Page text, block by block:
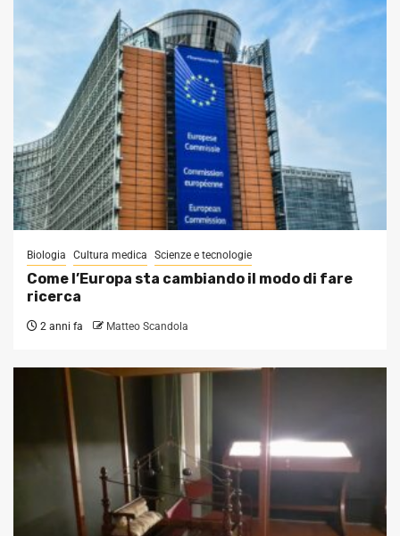
Biologia Cultura medica Scienze e tecnologie
Come l’Europa sta cambiando il modo di fare
ricerca
2 anni fa Matteo Scandola